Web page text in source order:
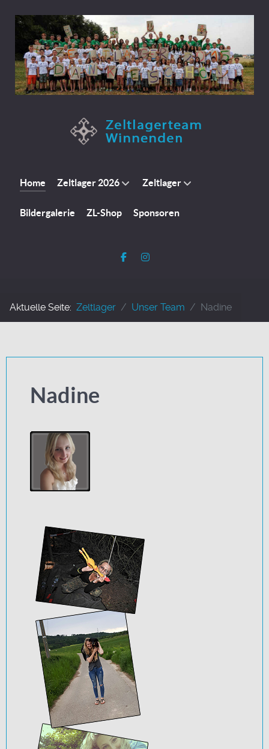
Home Zeltlager 2026 Zeltlager
Bildergalerie ZL-Shop Sponsoren
Aktuelle Seite: Zeltlager Unser Team Nadine
Nadine